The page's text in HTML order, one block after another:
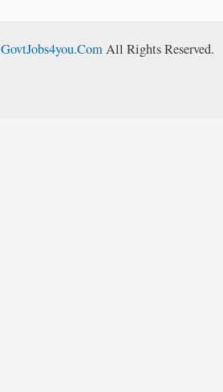
GovtJobs4you.ComAll Rights Reserved.